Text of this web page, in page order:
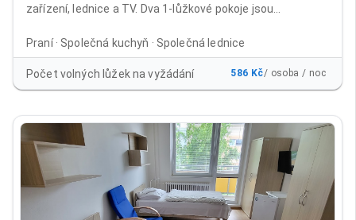
zařízení, lednice a TV. Dva 1-lůžkové pokoje jsou
oslavy, školení i dovolené. V ubytovně je non-stop recepce,
úschovna kol, prádelna, společná kuchyň, společenské
místnosti (kulečník, LCD TV). Venkovní altán vhodný na
grilování a zahradní párty. Ubytovna je v provozu po celý rok.
Praní · Společná kuchyň · Společná lednice
Počet volných lůžek na vyžádání 586 Kč/ osoba / noc